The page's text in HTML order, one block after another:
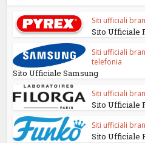
Siti ufficiali
Sito Ufficiale
Siti ufficiali
telefonia
Sito Ufficiale Samsung
Siti ufficiali
Sito Ufficiale
Siti ufficiali
Sito Ufficiale